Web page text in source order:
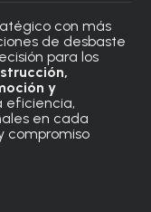
con más
de desbaste
para los
y
eficiencia,
en cada
compromiso